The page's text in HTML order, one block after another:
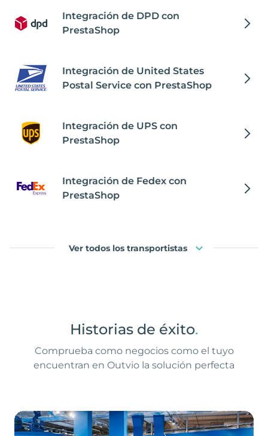
Integración de DPD con
PrestaShop
Integración de United States
Postal Service con PrestaShop
Integración de UPS con
PrestaShop
Integración de Fedex con
PrestaShop
Ver todos los transportistas
Historias de éxito.
Comprueba como negocios como el tuyo
encuentran en Outvio la solución perfecta